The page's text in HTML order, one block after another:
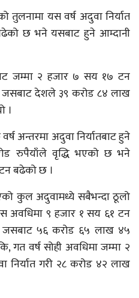
यस वर्ष अदुवा निर्यात
छ भने यसबाट हुने आम्दानी
जम्मा २ हजार ७ सय १७ टन
जसबाट देशले ३९ करोड ८४ लाख
।
अन्तरमा अदुवा निर्यातबाट हुने
रुपैयाँले वृद्धि भएको छ भने
बढेको छ ।
कुल अदुवामध्ये सबैभन्दा ठूलो
अवधिमा ९ हजार १ सय ६१ टन
जसबाट ५६ करोड ६५ लाख ४५
गत वर्ष सोही अवधिमा जम्मा २
गरी २८ करोड ४२ लाख